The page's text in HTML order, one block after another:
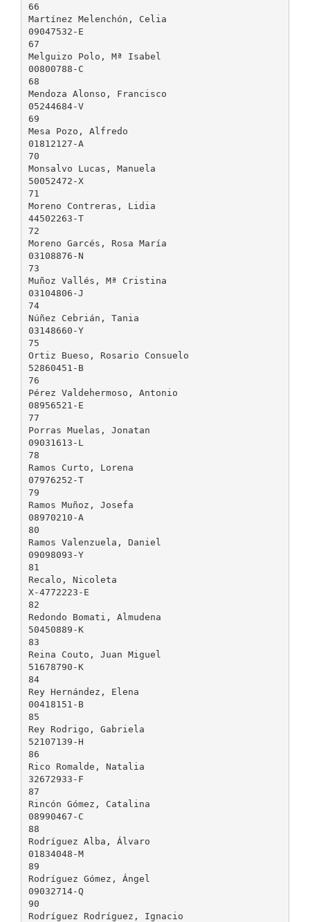
66
Martínez Melenchón, Celia
09047532-E
67
Melguizo Polo, Mª Isabel
00800788-C
68
Mendoza Alonso, Francisco
05244684-V
69
Mesa Pozo, Alfredo
01812127-A
70
Monsalvo Lucas, Manuela
50052472-X
71
Moreno Contreras, Lidia
44502263-T
72
Moreno Garcés, Rosa María
03108876-N
73
Muñoz Vallés, Mª Cristina
03104806-J
74
Núñez Cebrián, Tania
03148660-Y
75
Ortiz Bueso, Rosario Consuelo
52860451-B
76
Pérez Valdehermoso, Antonio
08956521-E
77
Porras Muelas, Jonatan
09031613-L
78
Ramos Curto, Lorena
07976252-T
79
Ramos Muñoz, Josefa
08970210-A
80
Ramos Valenzuela, Daniel
09098093-Y
81
Recalo, Nicoleta
X-4772223-E
82
Redondo Bomati, Almudena
50450889-K
83
Reina Couto, Juan Miguel
51678790-K
84
Rey Hernández, Elena
00418151-B
85
Rey Rodrigo, Gabriela
52107139-H
86
Rico Romalde, Natalia
32672933-F
87
Rincón Gómez, Catalina
08990467-C
88
Rodríguez Alba, Álvaro
01834048-M
89
Rodríguez Gómez, Ángel
09032714-Q
90
Rodríguez Rodríguez, Ignacio